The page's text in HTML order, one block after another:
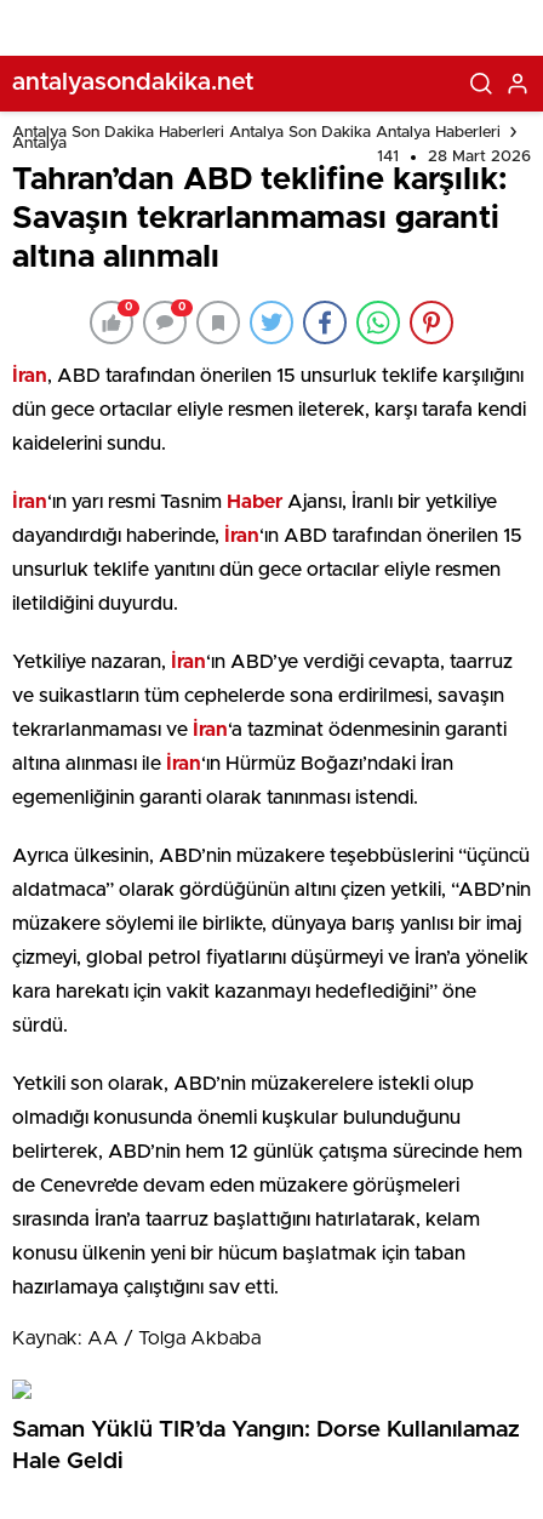
antalyasondakika.net
Antalya Son Dakika Haberleri Antalya Son Dakika Antalya Haberleri
Antalya
141
28 Mart 2026
Tahran’dan ABD teklifine karşılık:
Savaşın tekrarlanmaması garanti
altına alınmalı
0 0
İran, ABD tarafından önerilen 15 unsurluk teklife karşılığını
dün gece ortacılar eliyle resmen ileterek, karşı tarafa kendi
kaidelerini sundu.
İran‘ın yarı resmi Tasnim Haber Ajansı, İranlı bir yetkiliye
dayandırdığı haberinde,
İran‘ın ABD tarafından önerilen 15
unsurluk teklife yanıtını dün gece ortacılar eliyle resmen
iletildiğini duyurdu.
Yetkiliye nazaran, İran‘ın ABD’ye verdiği cevapta, taarruz
ve suikastların tüm cephelerde sona erdirilmesi, savaşın
tekrarlanmaması ve İran‘a tazminat ödenmesinin garanti
altına alınması ile İran‘ın Hürmüz Boğazı’ndaki İran
egemenliğinin garanti olarak tanınması istendi.
Ayrıca ülkesinin, ABD’nin müzakere teşebbüslerini “üçüncü
aldatmaca” olarak gördüğünün altını çizen yetkili, “ABD’nin
müzakere söylemi ile birlikte, dünyaya barış yanlısı bir imaj
çizmeyi, global petrol fiyatlarını düşürmeyi ve İran’a yönelik
kara harekatı için vakit kazanmayı hedeflediğini” öne
sürdü.
Yetkili son olarak, ABD’nin müzakerelere istekli olup
olmadığı konusunda önemli kuşkular bulunduğunu
belirterek, ABD’nin hem 12 günlük çatışma sürecinde hem
de Cenevre’de devam eden müzakere görüşmeleri
sırasında İran’a taarruz başlattığını hatırlatarak, kelam
konusu ülkenin yeni bir hücum başlatmak için taban
hazırlamaya çalıştığını sav etti.
Kaynak: AA / Tolga Akbaba
Saman Yüklü TIR’da Yangın: Dorse Kullanılamaz
Hale Geldi